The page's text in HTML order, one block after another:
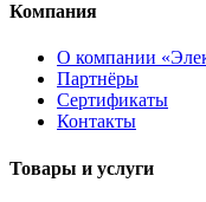
Компания
О компании
Партнёры
Сертификаты
Контакты
Товары и услуги